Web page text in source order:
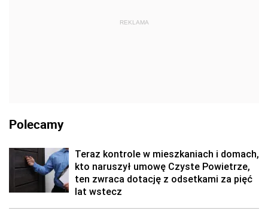
REKLAMA
Polecamy
Teraz kontrole w mieszkaniach i domach,
kto naruszył umowę Czyste Powietrze,
ten zwraca dotację z odsetkami za pięć
lat wstecz